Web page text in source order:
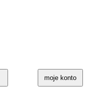
moje konto